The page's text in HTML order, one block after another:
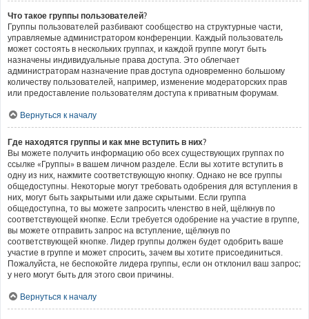
Что такое группы пользователей?
Группы пользователей разбивают сообщество на структурные части,
управляемые администратором конференции. Каждый пользователь
может состоять в нескольких группах, и каждой группе могут быть
назначены индивидуальные права доступа. Это облегчает
администраторам назначение прав доступа одновременно большому
количеству пользователей, например, изменение модераторских прав
или предоставление пользователям доступа к приватным форумам.
Вернуться к началу
Где находятся группы и как мне вступить в них?
Вы можете получить информацию обо всех существующих группах по
ссылке «Группы» в вашем личном разделе. Если вы хотите вступить в
одну из них, нажмите соответствующую кнопку. Однако не все группы
общедоступны. Некоторые могут требовать одобрения для вступления в
них, могут быть закрытыми или даже скрытыми. Если группа
общедоступна, то вы можете запросить членство в ней, щёлкнув по
соответствующей кнопке. Если требуется одобрение на участие в группе,
вы можете отправить запрос на вступление, щёлкнув по
соответствующей кнопке. Лидер группы должен будет одобрить ваше
участие в группе и может спросить, зачем вы хотите присоединиться.
Пожалуйста, не беспокойте лидера группы, если он отклонил ваш запрос;
у него могут быть для этого свои причины.
Вернуться к началу